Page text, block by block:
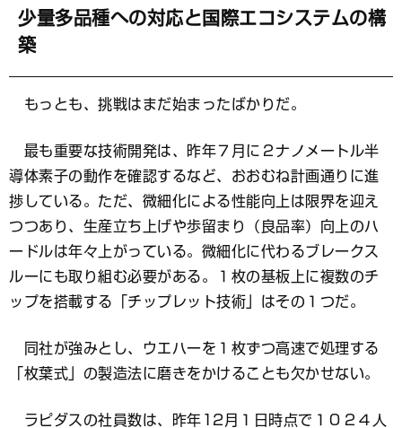
少量多品種への対応と国際エコシステムの構
築
もっとも、挑戦はまだ始まったばかりだ。
最も重要な技術開発は、昨年７月に２ナノメートル半
導体素子の動作を確認するなど、おおむね計画通りに進
捗している。ただ、微細化による性能向上は限界を迎え
つつあり、生産立ち上げや歩留まり（良品率）向上のハ
ードルは年々上がっている。微細化に代わるブレークス
ルーにも取り組む必要がある。１枚の基板上に複数のチ
ップを搭載する「チップレット技術」はその１つだ。
同社が強みとし、ウエハーを１枚ずつ高速で処理する
「枚葉式」の製造法に磨きをかけることも欠かせない。
ラピダスの社員数は、昨年12月１日時点で１０２４人